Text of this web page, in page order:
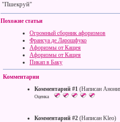
"Пшекруй"
Похожие статьи
Огромный сборник афоризмов
Франсуа де Ларошфуко
Афоризмы от Кащея
Афоризмы от Кащея
Пикап в Баку
Комментарии
Комментарий #1 (Написан
Оценка
Комментарий #2 (Написан Kleo)